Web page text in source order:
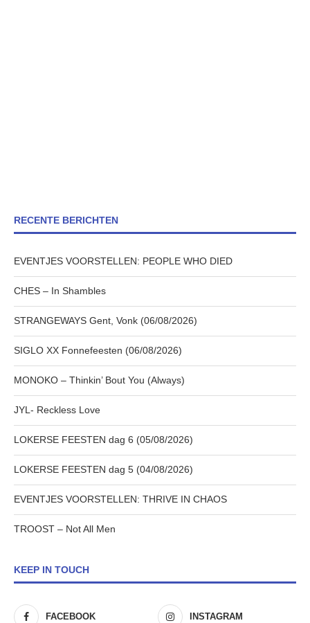
RECENTE BERICHTEN
EVENTJES VOORSTELLEN: PEOPLE WHO DIED
CHES – In Shambles
STRANGEWAYS Gent, Vonk (06/08/2026)
SIGLO XX Fonnefeesten (06/08/2026)
MONOKO – Thinkin’ Bout You (Always)
JYL- Reckless Love
LOKERSE FEESTEN dag 6 (05/08/2026)
LOKERSE FEESTEN dag 5 (04/08/2026)
EVENTJES VOORSTELLEN: THRIVE IN CHAOS
TROOST – Not All Men
KEEP IN TOUCH
FACEBOOK INSTAGRAM